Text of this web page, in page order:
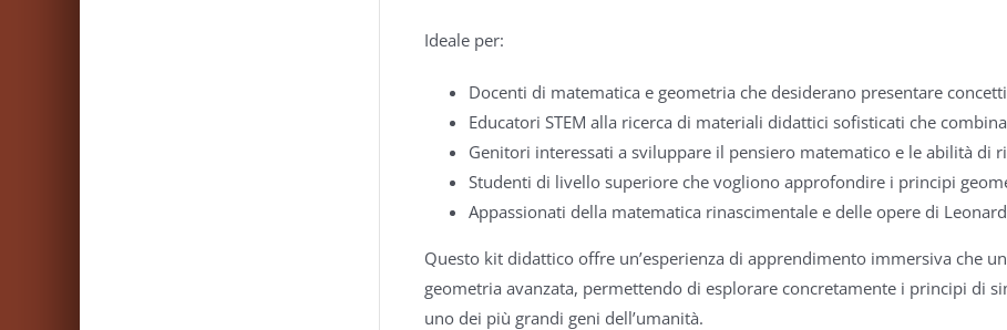
Ideale per:
Docenti di matematica e geometria che desiderano presentare
Educatori STEM alla ricerca di materiali didattici sofisticati che
Genitori interessati a sviluppare il pensiero matematico e le abilità di
Studenti di livello superiore che vogliono approfondire i principi
Appassionati della matematica rinascimentale e delle opere di
Questo kit didattico offre un’esperienza di apprendimento immersiva che
geometria avanzata, permettendo di esplorare concretamente i principi di
uno dei più grandi geni dell’umanità.